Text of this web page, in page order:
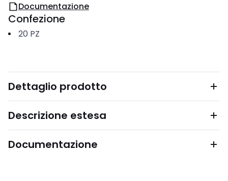
Documentazione
Confezione
20 PZ
Dettaglio prodotto
Descrizione estesa
Documentazione